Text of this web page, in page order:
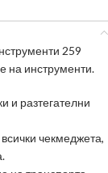
259
на инструменти.
и разтегателни
чекмеджета,